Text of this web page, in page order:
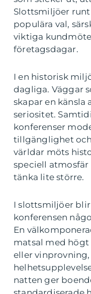
Slottsmiljöer
populära val,
viktiga
företagsdagar.
I en historisk
dagliga. Väggar
skapar en känsla
seriositet.
konferenser
tillgänglighet
världar möts
speciell
tänka lite större.
I slottsmiljöer blir
konferensen
En
matsal med högt
eller
natten ger